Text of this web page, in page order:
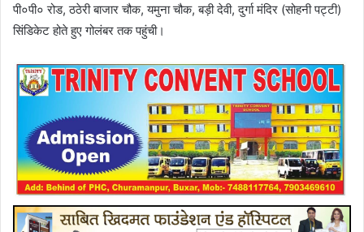
पी०पी० रोड, ठठेरी बाजार चौक, यमुना चौक, बड़ी देवी, दुर्गा मंदिर (सोहनी पट्टी)
सिंडिकेट होते हुए गोलंबर तक पहुंची।